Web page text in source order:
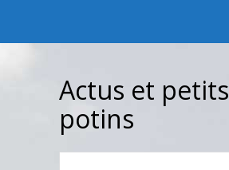
Actus et petits
potins